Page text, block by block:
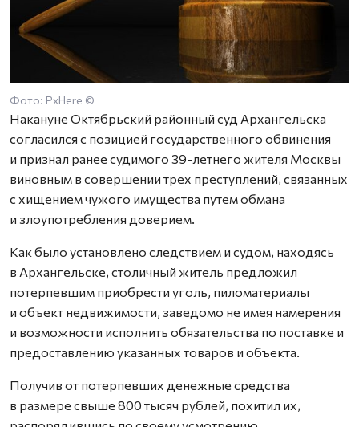
Фото: PxHere ©
Накануне Октябрьский районный суд Архангельска
согласился с позицией государственного обвинения
и признал ранее судимого 39-летнего жителя Москвы
виновным в совершении трех преступлений, связанных
с хищением чужого имущества путем обмана
и злоупотребления доверием.
Как было установлено следствием и судом, находясь
в Архангельске, столичный житель предложил
потерпевшим приобрести уголь, пиломатериалы
и объект недвижимости, заведомо не имея намерения
и возможности исполнить обязательства по поставке и
предоставлению указанных товаров и объекта.
Получив от потерпевших денежные средства
в размере свыше 800 тысяч рублей, похитил их,